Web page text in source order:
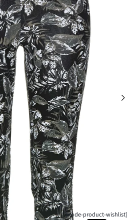
[node-product-wishlist]